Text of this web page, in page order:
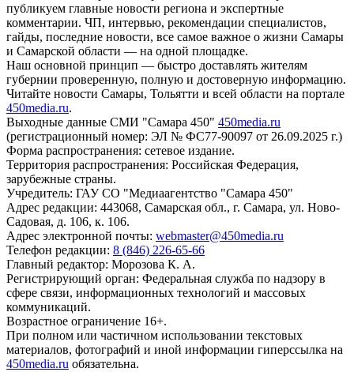
публикуем главные новости региона и экспертные
комментарии. ЧП, интервью, рекомендации специалистов,
гайды, последние новости, все самое важное о жизни Самары
и Самарской области — на одной площадке.
Наш основной принцип — быстро доставлять жителям
губернии проверенную, полную и достоверную информацию.
Читайте новости Самары, Тольятти и всей области на портале
450media.ru.
Выходные данные СМИ "Самара 450" 450media.ru
(регистрационный номер: ЭЛ № ФС77-90097 от 26.09.2025 г.)
Форма распространения: сетевое издание.
Территория распространения: Российская Федерация,
зарубежные страны.
Учредитель: ГАУ СО "Медиаагентство "Самара 450"
Адрес редакции: 443068, Самарская обл., г. Самара, ул. Ново-
Садовая, д. 106, к. 106.
Адрес электронной почты: webmaster@450media.ru
Телефон редакции: 8 (846) 226-65-66
Главный редактор: Морозова К. А.
Регистрирующий орган: Федеральная служба по надзору в
сфере связи, информационных технологий и массовых
коммуникаций.
Возрастное ограничение 16+.
При полном или частичном использовании текстовых
материалов, фотографий и иной информации гиперссылка на
450media.ru обязательна.